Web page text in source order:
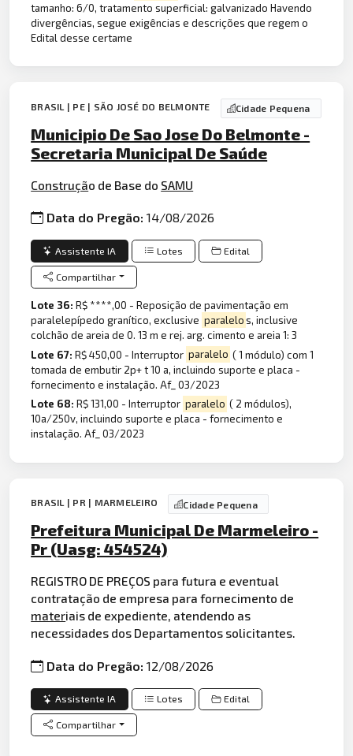
tamanho: 6/0, tratamento superficial: galvanizado Havendo
divergências, segue exigências e descrições que regem o
Edital desse certame
BRASIL | PE | SÃO JOSÉ DO BELMONTE Cidade Pequena
Municipio De Sao Jose Do Belmonte -
Secretaria Municipal De Saúde
Construção de Base do SAMU
Data do Pregão:14/08/2026
Assistente IA Lotes Edital
Compartilhar
Lote 36:R$ ****,00 - Reposição de pavimentação em
paralelepípedo granítico, exclusive paralelos, inclusive
colchão de areia de 0. 13 m e rej. arg. cimento e areia 1: 3
Lote 67:R$ 450,00 - Interruptor paralelo ( 1 módulo) com 1
tomada de embutir 2p+ t 10 a, incluindo suporte e placa -
fornecimento e instalação. Af_ 03/2023
Lote 68:R$ 131,00 - Interruptor paralelo ( 2 módulos),
10a/250v, incluindo suporte e placa - fornecimento e
instalação. Af_ 03/2023
BRASIL | PR | MARMELEIRO Cidade Pequena
Prefeitura Municipal De Marmeleiro -
Pr (Uasg: 454524)
REGISTRO DE PREÇOS para futura e eventual
contratação de empresa para fornecimento de
materiais de expediente, atendendo as
necessidades dos Departamentos solicitantes.
Data do Pregão:12/08/2026
Assistente IA Lotes Edital
Compartilhar